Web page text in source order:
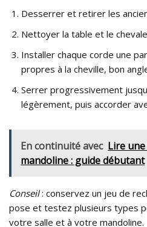
Desserrer et retirer les
Nettoyer la table et le
Installer chaque corde une
propres à la cheville, bon
Serrer progressivement
légèrement, puis accorder
En continuité avec Lire
mandoline : guide débutant
Conseil: conservez un jeu de
pose et testez plusieurs types
votre salle et à votre mandoline.